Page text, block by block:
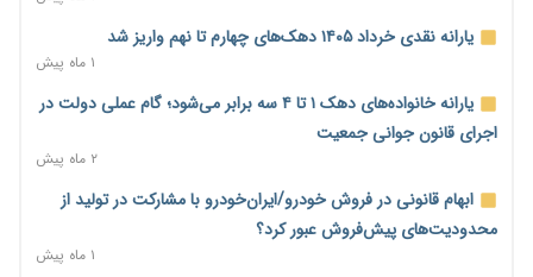
اقتصاد ایران با نسخه‌های کلاسیک به جایی نمی‌رسد/ ظرفیت
درمان بیش از ۳۰ درصد حقوق بازنشستگان را می‌بلعد؛ هزینه دارو
دام ارزان شد، گوشت نه/چرا کاهش قیمت به سفره مردم نرسید؟
۱ روز پیش
یارانه نقدی خرداد ۱۴۰۵ دهک‌های چهارم تا نهم واریز شد
۱ ماه پیش
یارانه خانواده‌های دهک ۱ تا ۴ سه برابر می‌شود؛ گام عملی دولت در
اجرای قانون جوانی جمعیت
۲ ماه پیش
ابهام قانونی در فروش خودرو/ایران‌خودرو با مشارکت در تولید از
محدودیت‌های پیش‌فروش عبور کرد؟
۱ ماه پیش